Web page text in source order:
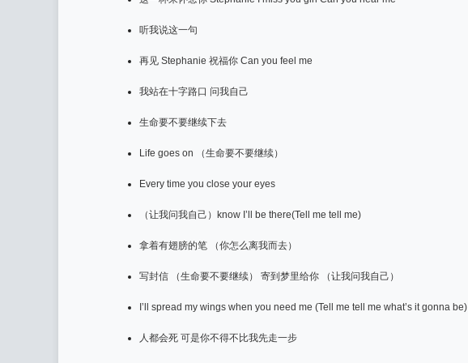
听我说这一句
再见 Stephanie 祝福你 Can you feel me
我站在十字路口 问我自己
生命要不要继续下去
Life goes on （生命要不要继续）
Every time you close your eyes
（让我问我自己）know I’ll be there(Tell me tell me)
拿着有翅膀的笔 （你怎么离我而去）
写封信 （生命要不要继续） 寄到梦里给你 （让我问我自己）
I’ll spread my wings when you need me (Tell me tell me what’s it gonna be)
人都会死 可是你不得不比我先走一步